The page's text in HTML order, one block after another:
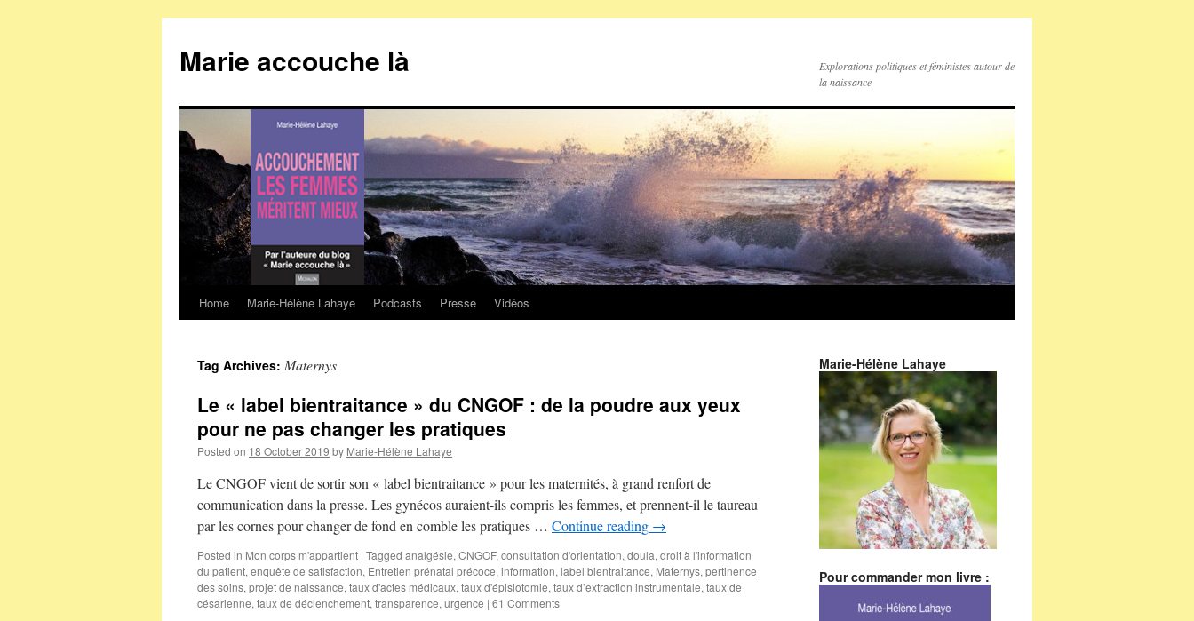
Marie accouche là
Explorations politiques et féministes autour de
la naissance
Skip
content
Home Marie-Hélène Lahaye Podcasts Presse Vidéos
Tag Archives: Maternys
Le « label bientraitance » du CNGOF : de la poudre aux yeux
pour ne pas changer les pratiques
Posted on 18 October 2019 by Marie-Hélène Lahaye
Le CNGOF vient de sortir son « label bientraitance » pour les maternités, à grand renfort de
communication dans la presse. Les gynécos auraient-ils compris les femmes, et prennent-il le taureau
par les cornes pour changer de fond en comble les pratiques … Continue reading →
Posted in Mon corps m'appartient | Tagged analgésie, CNGOF, consultation d'orientation, doula, droit à l'information
du patient, enquête de satisfaction, Entretien prénatal précoce, information, label bientraitance, Maternys, pertinence
des soins, projet de naissance, taux d'actes médicaux, taux d'épisiotomie, taux d’extraction instrumentale, taux de
césarienne, taux de déclenchement, transparence, urgence | 61 Comments
Marie-Hélène Lahaye
Pour commander mon livre :